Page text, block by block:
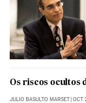
Os riscos ocultos
JULIO BASULTO MARSET | OCT